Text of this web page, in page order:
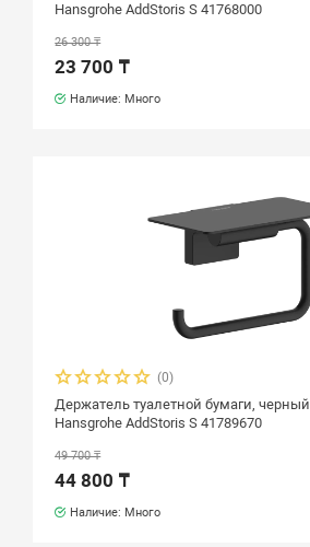
Hansgrohe AddStoris S 41768000
26 300 ₸
23 700 ₸
Наличие: Много
(0)
Держатель туалетной бумаги, черный
Hansgrohe AddStoris S 41789670
49 700 ₸
44 800 ₸
Наличие: Много